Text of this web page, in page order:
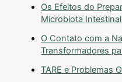
Os Efeitos do
Microbiota Intestinal
O Contato com a
Transformadores
TARE e Problemas